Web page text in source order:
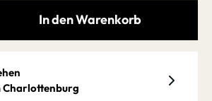
In den Warenkorb
Charlottenburg